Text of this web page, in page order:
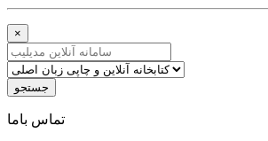
×
جستجو
ﺗﻤﺎﺱ ﺑﺎﻣﺎ